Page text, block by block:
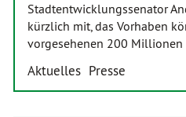
Stadtentwicklungssenator
kürzlich mit, das Vorhaben
vorgesehenen 200
Aktuelles Presse